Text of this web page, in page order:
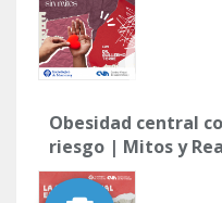
Obesidad central
riesgo | Mitos y
Salud Cardiovascular